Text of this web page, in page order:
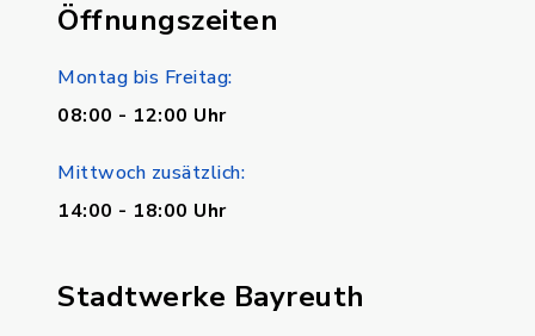
Öffnungszeiten
Montag bis Freitag:
08:00 - 12:00 Uhr
Mittwoch zusätzlich:
14:00 - 18:00 Uhr
Stadtwerke Bayreuth